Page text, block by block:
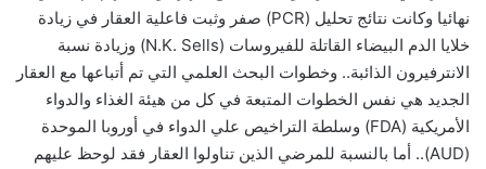
نهائيا وكانت نتائج تحليل (PCR) صفر وثبت فاعلية العقار في زيادة
خلايا الدم البيضاء القاتلة للفيروسات (N.K. Sells) وزيادة نسبة
الانترفيرون الذائبة.. وخطوات البحث العلمي التي تم أتباعها مع العقار
الجديد هي نفس الخطوات المتبعة في كل من هيئة الغذاء والدواء
الأمريكية (FDA) وسلطة التراخيص علي الدواء في أوروبا الموحدة
(AUD).. أما بالنسبة للمرضي الذين تناولوا العقار فقد لوحظ عليهم